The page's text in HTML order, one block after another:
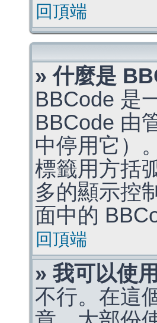
回頂端
» 什麼是
BBCode 是
BBCode 由
中停用它）
標籤用方括
多的顯示控
面中的
回頂端
» 我可以使
不行。在這